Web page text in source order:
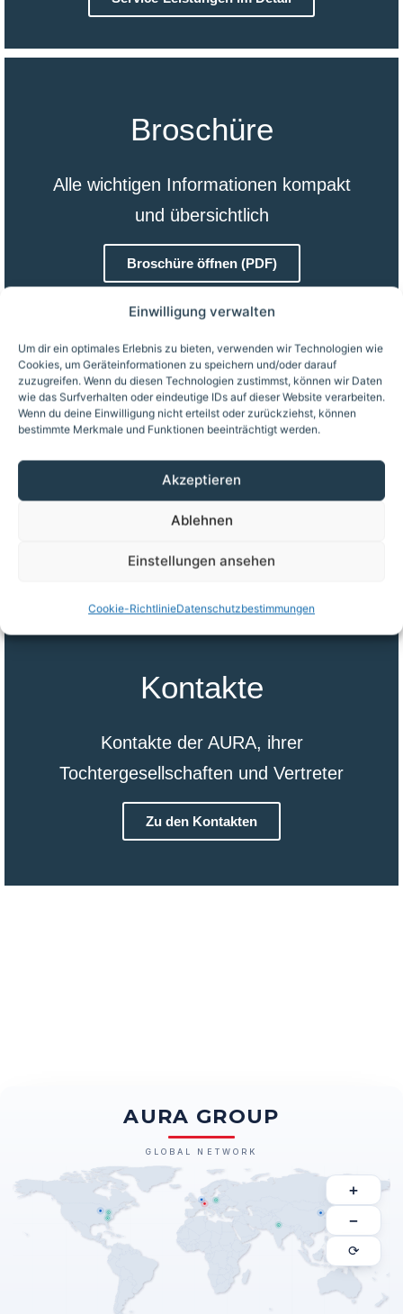
Einwilligung verwalten
Um dir ein optimales Erlebnis zu bieten, verwenden wir Technologien wie
Cookies, um Geräteinformationen zu speichern und/oder darauf
zuzugreifen. Wenn du diesen Technologien zustimmst, können wir Daten
wie das Surfverhalten oder eindeutige IDs auf dieser Website verarbeiten.
Wenn du deine Einwilligung nicht erteilst oder zurückziehst, können
bestimmte Merkmale und Funktionen beeinträchtigt werden.
Akzeptieren
Ablehnen
Einstellungen ansehen
Cookie-RichtlinieDatenschutzbestimmungen
Broschüre
Alle wichtigen Informationen kompakt
und übersichtlich
Broschüre öffnen (PDF)
Über AURA
Erfahren Sie, wer wir sind, wofür wir
stehen und was uns antreibt
Kontakte
Kontakte der AURA, ihrer
Tochtergesellschaften und Vertreter
Zu den Kontakten
AURA GROUP
GLOBAL NETWORK
+
−
⟳